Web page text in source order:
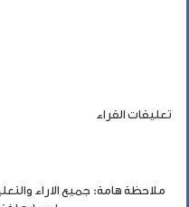
تعليقات القراء
ملاحظة هامة: جميع الاراء